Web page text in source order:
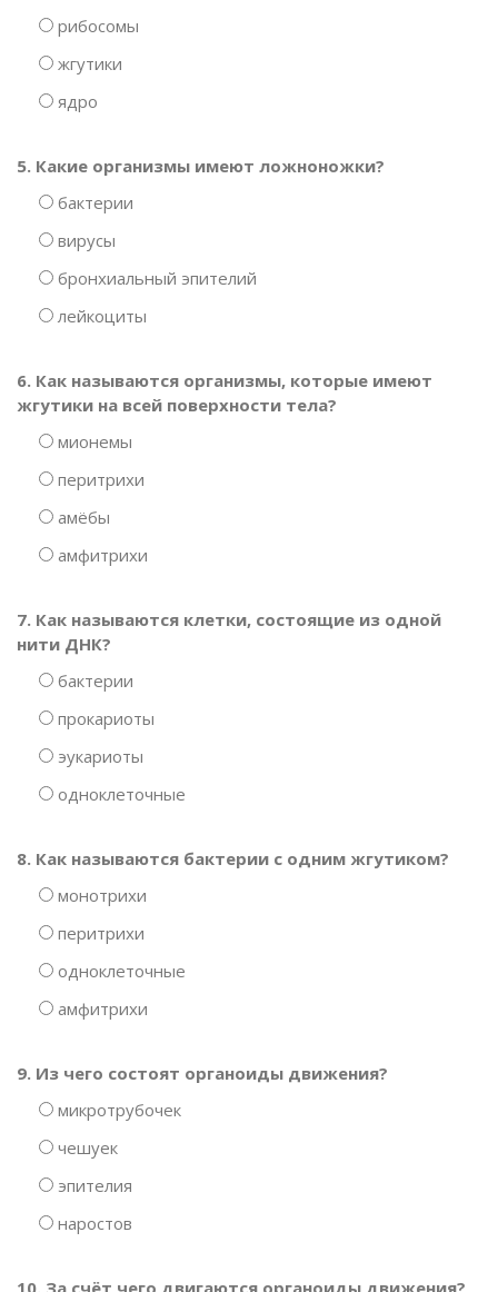
рибосомы
жгутики
ядро
5. Какие организмы имеют ложноножки?
бактерии
вирусы
бронхиальный эпителий
лейкоциты
6. Как называются организмы, которые имеют
жгутики на всей поверхности тела?
мионемы
перитрихи
амёбы
амфитрихи
7. Как называются клетки, состоящие из одной
нити ДНК?
бактерии
прокариоты
эукариоты
одноклеточные
8. Как называются бактерии с одним жгутиком?
монотрихи
перитрихи
одноклеточные
амфитрихи
9. Из чего состоят органоиды движения?
микротрубочек
чешуек
эпителия
наростов
10. За счёт чего двигаются органоиды движения?